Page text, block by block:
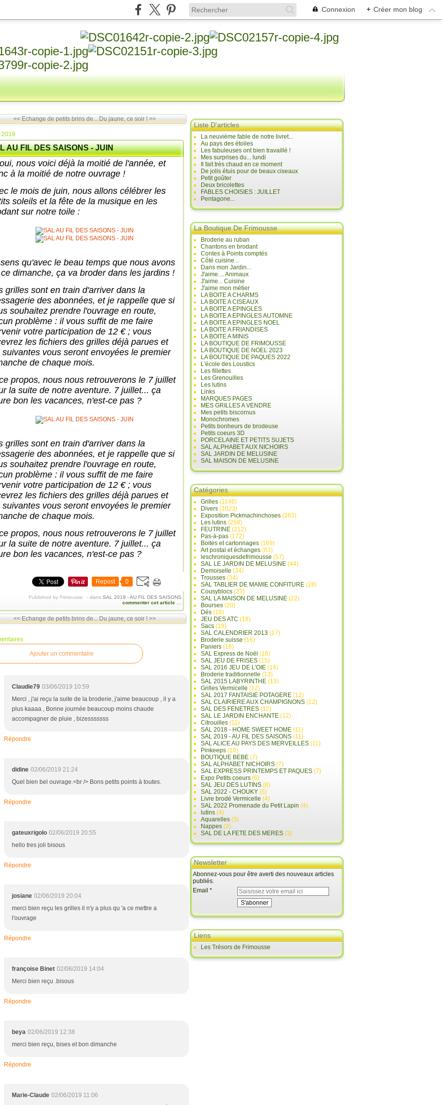
Connexion + Créer mon blog
<< Echange de petits brins de... Du jaune, ce soir ! >>
2019
AU FIL DES SAISONS - JUIN
nous voici déjà la moitié de l'année, et
à la moitié de notre ouvrage !
le mois de juin, nous allons célébrer les
soleils et la fête de la musique en les
sur notre toile :
qu'avec le beau temps que nous avons
dimanche, ça va broder dans les jardins !
grilles sont en train d'arriver dans la
des abonnées, et je rappelle que si
souhaitez prendre l'ouvrage en route,
problème : il vous suffit de me faire
votre participation de 12 € ; vous
les fichiers des grilles déjà parues et
suivantes vous seront envoyées le premier
de chaque mois.
propos, nous nous retrouverons le 7 juillet
la suite de notre aventure. 7 juillet... ça
bon les vacances, n'est-ce pas ?
grilles sont en train d'arriver dans la
des abonnées, et je rappelle que si
souhaitez prendre l'ouvrage en route,
problème : il vous suffit de me faire
votre participation de 12 € ; vous
les fichiers des grilles déjà parues et
suivantes vous seront envoyées le premier
de chaque mois.
propos, nous nous retrouverons le 7 juillet
la suite de notre aventure. 7 juillet... ça
bon les vacances, n'est-ce pas ?
Repost 0
Published by Frimousse - dans SAL 2019 - AU FIL DES SAISONS
commenter cet article
<< Echange de petits brins de... Du jaune, ce soir ! >>
Ajouter un commentaire
Claudie79 03/06/2019 10:59
Merci , j'ai reçu la suite de la broderie, j'aime beaucoup , il y a
plus kaaaa , Bonne journée beaucoup moins chaude
accompagner de pluie , bizesssssss
Répondre
didine 02/06/2019 21:24
Quel bien bel ouvrage.<br /> Bons petits points à toutes.
Répondre
gateuxrigolo 02/06/2019 20:55
hello tres joli bisous
Répondre
josiane 02/06/2019 20:04
merci bien reçu les grilles il n'y a plus qu 'a ce mettre a
l'ouvrage
Répondre
françoise Binet 02/06/2019 14:04
Merci bien reçu .bisous
Répondre
beya 02/06/2019 12:38
merci bien reçu, bises et bon dimanche
Répondre
Marie-Claude 02/06/2019 11:06
Liste D'articles
La neuvième fable de notre livret...
Au pays des étoiles
Les fabuleuses ont bien travaillé !
Mes surprises du... lundi
Il fait très chaud en ce moment
De jolis étuis pour de beaux ciseaux
Petit goûter
Deux bricolettes
FABLES CHOISIES : JUILLET
Pentagone...
La Boutique De Frimousse
Broderie au ruban
Chantons en brodant
Contes à Points comptés
Côté cuisine...
Dans mon Jardin...
J'aime.... Animaux
J'aime... Cuisine
J'aime mon métier
LA BOITE A CHARMS
LA BOITE A CISEAUX
LA BOITE A EPINGLES
LA BOITE A EPINGLES AUTOMNE
LA BOITE A EPINGLES NOEL
LA BOITE A FRIANDISES
LA BOITE A MINIS
LA BOUTIQUE DE FRIMOUSSE
LA BOUTIQUE DE NOEL 2023
LA BOUTIQUE DE PAQUES 2022
L'école des Loustics
Les fillettes
Les Grenouilles
Les lutins
Links
MARQUES PAGES
MES GRILLES A VENDRE
Mes petits biscornus
Monochromes
Petits bonheurs de brodeuse
Petits coeurs 3D
PORCELAINE ET PETITS SUJETS
SAL ALPHABET AUX NICHOIRS
SAL JARDIN DE MELUSINE
SAL MAISON DE MELUSINE
Catégories
Grilles (1146)
Divers (1023)
Exposition Pickmachinchoses (263)
Les lutins (258)
FEUTRINE (212)
Pas-à-pas (172)
Boites et cartonnages (169)
Art postal et échanges (63)
leschroniquesdefrimousse (57)
SAL LE JARDIN DE MELUSINE (44)
Demoiselle (34)
Trousses (34)
SAL TABLIER DE MAMIE CONFITURE (28)
Cousyblocs (23)
SAL LA MAISON DE MELUSINE (22)
Bourses (20)
Dés (18)
JEU DES ATC (18)
Sacs (18)
SAL CALENDRIER 2013 (17)
Broderie suisse (16)
Paniers (16)
SAL Express de Noël (16)
SAL JEU DE FRISES (15)
SAL 2016 JEU DE L'OIE (14)
Broderie traditionnelle (13)
SAL 2015 LABYRINTHE (13)
Grilles Vermicelle (12)
SAL 2017 FANTAISIE POTAGERE (12)
SAL CLAIRIERE AUX CHAMPIGNONS (12)
SAL DES FENETRES (12)
SAL LE JARDIN ENCHANTE (12)
Citrouilles (11)
SAL 2018 - HOME SWEET HOME (11)
SAL 2019 - AU FIL DES SAISONS (11)
SAL ALICE AU PAYS DES MERVEILLES (11)
Pinkeeps (10)
BOUTIQUE BEBE (7)
SAL ALPHABET NICHOIRS (7)
SAL EXPRESS PRINTEMPS ET PAQUES (7)
Expo Petits coeurs (6)
SAL JEU DES LUTINS (6)
SAL 2022 - CHOUKY (5)
Livre brodé Vermicelle (4)
SAL 2022 Promenade du Petit Lapin (4)
lutins (4)
Aquarelles (3)
Nappes (3)
SAL DE LA FETE DES MERES (3)
Newsletter
Abonnez-vous pour être averti des nouveaux articles
publiés.
Email
Liens
Les Trésors de Frimousse